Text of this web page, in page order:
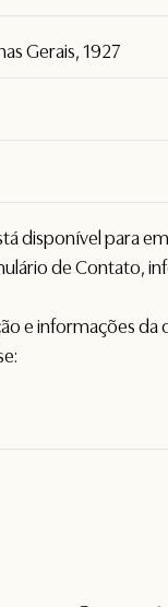
Gerais, 1927
disponível para
deContato,
e informações